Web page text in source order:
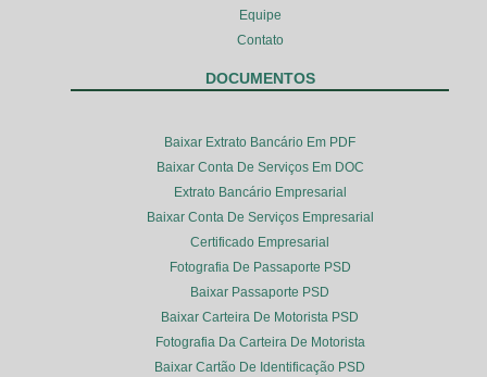
Equipe
Contato
DOCUMENTOS
Baixar Extrato Bancário Em PDF
Baixar Conta De Serviços Em DOC
Extrato Bancário Empresarial
Baixar Conta De Serviços Empresarial
Certificado Empresarial
Fotografia De Passaporte PSD
Baixar Passaporte PSD
Baixar Carteira De Motorista PSD
Fotografia Da Carteira De Motorista
Baixar Cartão De Identificação PSD